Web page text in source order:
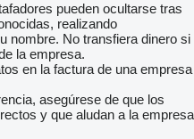
pueden ocultarse tras
realizando
nombre. No transfiera dinero si
la empresa.
en la factura de una empresa
asegúrese de que los
y que aludan a la empresa